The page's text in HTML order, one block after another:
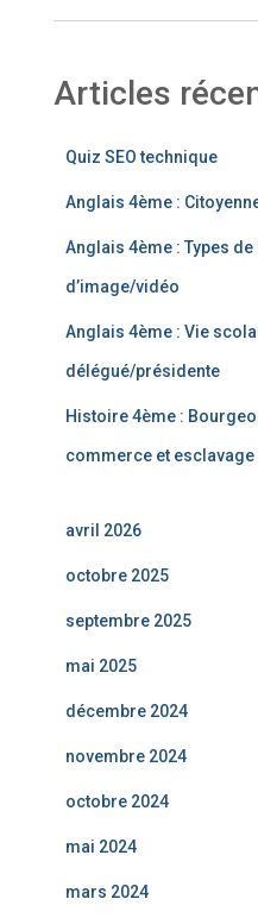
Articles
Quiz SEO technique
Anglais 4ème :
Anglais 4ème : Types
d’image/vidéo
Anglais 4ème : Vie
délégué/présidente
Histoire 4ème :
commerce et esclavage
avril 2026
octobre 2025
septembre 2025
mai 2025
décembre 2024
novembre 2024
octobre 2024
mai 2024
mars 2024